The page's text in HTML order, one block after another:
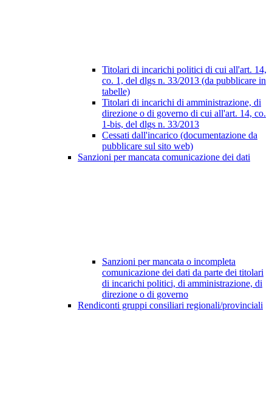
Titolari di incarichi politici di cui all'art. 14,
co. 1, del dlgs n. 33/2013 (da pubblicare in
tabelle)
Titolari di incarichi di amministrazione, di
direzione o di governo di cui all'art. 14, co.
1-bis, del dlgs n. 33/2013
Cessati dall'incarico (documentazione da
pubblicare sul sito web)
Sanzioni per mancata comunicazione dei dati
Sanzioni per mancata o incompleta
comunicazione dei dati da parte dei titolari
di incarichi politici, di amministrazione, di
direzione o di governo
Rendiconti gruppi consiliari regionali/provinciali